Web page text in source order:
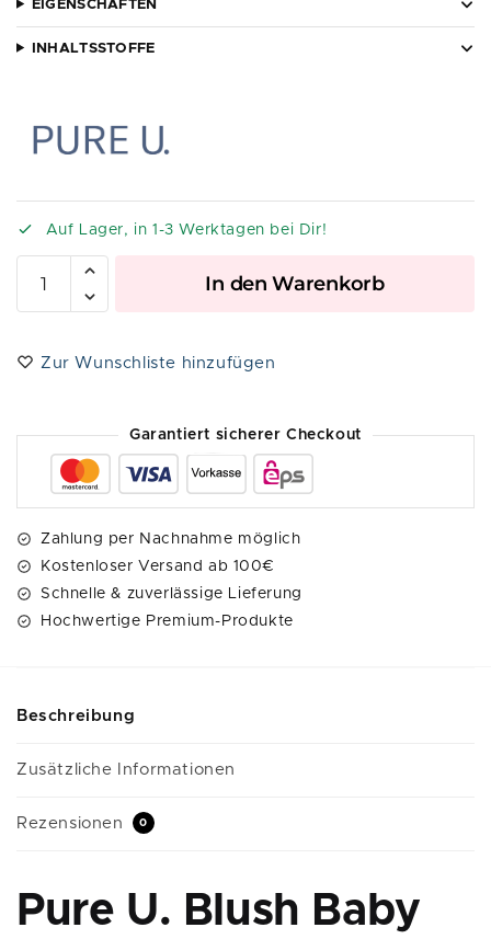
EIGENSCHAFTEN
INHALTSSTOFFE
Auf Lager, in 1-3 Werktagen bei Dir!
In den Warenkorb
Zur Wunschliste hinzufügen
Garantiert sicherer Checkout
Zahlung per Nachnahme möglich
Kostenloser Versand ab 100€
Schnelle & zuverlässige Lieferung
Hochwertige Premium-Produkte
Beschreibung
Zusätzliche Informationen
Rezensionen 0
Pure U. Blush Baby